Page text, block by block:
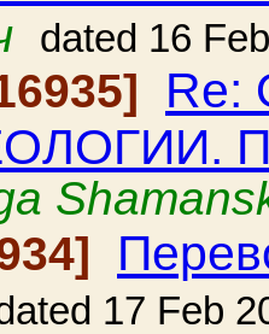
dated 16
17 Feb